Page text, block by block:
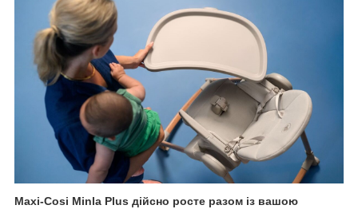
Maxi-Cosi Minla Plus дійсно росте разом із вашою